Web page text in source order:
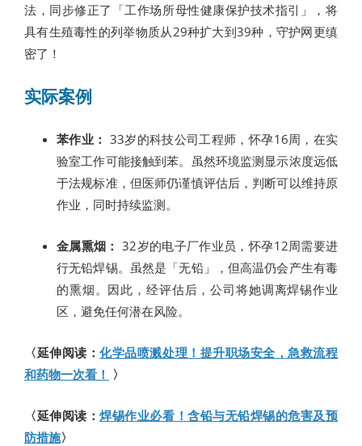
法，同步修正了「工作场所母性健康保护技术指引」，将
具有生殖毒性的列举物质从29种扩大到39种，守护网更缜
密了！
实际案例
苯作业： 33岁的科技公司工程师，怀孕16周，在实
验室工作可能接触到苯。虽然环境监测显示浓度远低
于法规标准，但医师仍谨慎评估后，判断可以维持原
作业，同时持续监测。
金属熏烟： 32岁的电子厂作业员，怀孕12周需要进
行无铅焊锡。虽然是「无铅」，但高温仍会产生有毒
的熏烟。因此，经评估后，公司将她调离焊锡作业
区，避免任何潜在风险。
〈延伸阅读：化学品喷溅处理！提升职场安全，急救流程
和药物一次看！ 〉
〈延伸阅读：焊锡作业必看！含铅与无铅焊锡的危害及预
防措施〉